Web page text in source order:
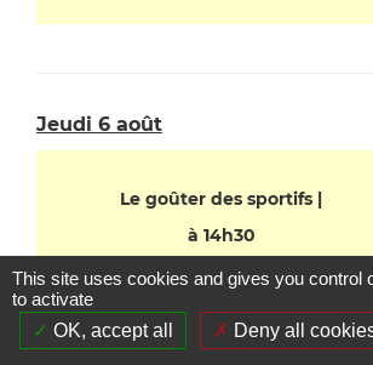
Jeudi 6 août
Le goûter des sportifs |
à 14h30
Atelier intergénérationnel (seniors et
enfants)
This site uses cookies and gives you control
to activate
OK, accept all
Deny all